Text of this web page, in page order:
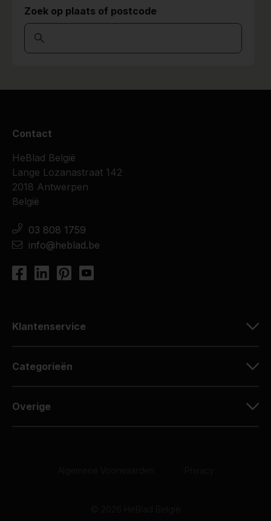
Zoek op plaats of postcode
Contact
HeBlad België
Lange Lozanastraat 142
2018 Antwerpen
België
03 808 1759
info@heblad.be
Klantenservice
Categorieën
Overige